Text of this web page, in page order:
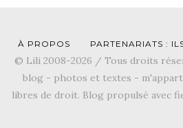
À PROPOS PARTENARIATS :
© Lili 2008-2026 / Tous droits
blog - photos et textes -
libres de droit. Blog propulsé avec